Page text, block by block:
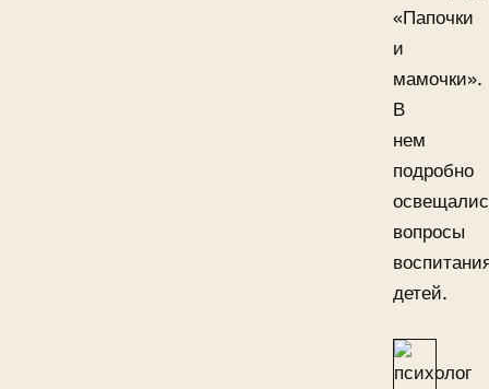
«Папочки
и
мамочки».
В
нем
подробно
вопросы
детей.